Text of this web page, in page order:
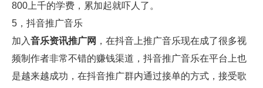
800上千的学费，累加起就吓人了。
5，抖音推广音乐
加入音乐资讯推广网 ，在抖音上推广音乐现在成了很多视
频制作者非常不错的赚钱渠道，抖音推广音乐在平台上也
是越来越成功，在抖音推广群内通过接单的方式，接受歌